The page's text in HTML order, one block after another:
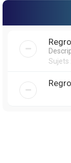
Sujets :